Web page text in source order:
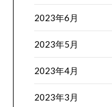
2023年6月
2023年5月
2023年4月
2023年3月